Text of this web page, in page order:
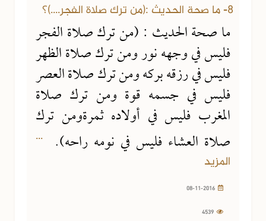
8- ما صحة الحديث :(من ترك صلاة الفجر....)؟
ما صحة الحديث : (من ترك صلاة الفجر
فليس في وجهه نور ومن ترك صلاة الظهر
فليس في رزقه بركه ومن ترك صلاة العصر
فليس في جسمه قوة ومن ترك صلاة
المغرب فليس في أولاده ثمرةومن ترك
صلاة العشاء فليس في نومه راحه).
...
المزيد